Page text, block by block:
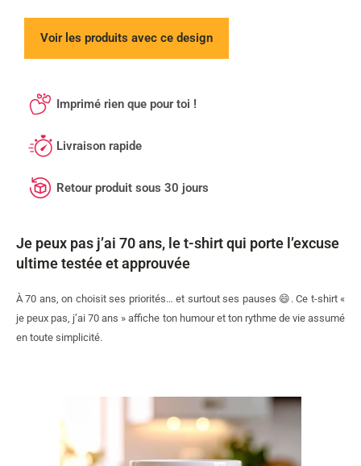
Je peux pas j’ai 70 ans, le t-shirt qui porte l’excuse
ultime testée et approuvée
À 70 ans, on choisit ses priorités… et surtout ses pauses 😄. Ce t-shirt «
je peux pas, j’ai 70 ans » affiche ton humour et ton rythme de vie assumé
en toute simplicité.
Voir les produits avec ce design
Imprimé rien que pour toi !
Livraison rapide
Retour produit sous 30 jours